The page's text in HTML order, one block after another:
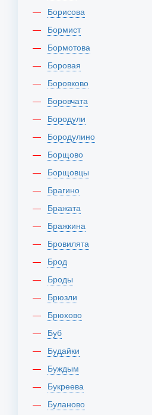
Борисова
Бормист
Бормотова
Боровая
Боровково
Боровчата
Бородули
Бородулино
Борщово
Борщовцы
Брагино
Бражата
Бражкина
Бровилята
Брод
Броды
Брюзли
Брюхово
Буб
Будайки
Буждым
Букреева
Буланово